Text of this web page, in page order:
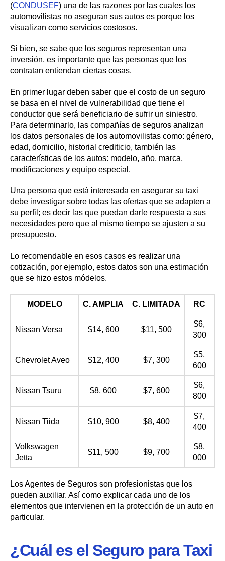
(CONDUSEF) una de las razones por las cuales los
automovilistas no aseguran sus autos es porque los
visualizan como servicios costosos.
Si bien, se sabe que los seguros representan una
inversión, es importante que las personas que los
contratan entiendan ciertas cosas.
En primer lugar deben saber que el costo de un seguro
se basa en el nivel de vulnerabilidad que tiene el
conductor que será beneficiario de sufrir un siniestro.
Para determinarlo, las compañías de seguros analizan
los datos personales de los automovilistas como: género,
edad, domicilio, historial crediticio, también las
características de los autos: modelo, año, marca,
modificaciones y equipo especial.
Una persona que está interesada en asegurar su taxi
debe investigar sobre todas las ofertas que se adapten a
su perfil; es decir las que puedan darle respuesta a sus
necesidades pero que al mismo tiempo se ajusten a su
presupuesto.
Lo recomendable en esos casos es realizar una
cotización, por ejemplo, estos datos son una estimación
que se hizo estos módelos.
MODELO C. AMPLIA C. LIMITADA RC
Nissan Versa $14, 600 $11, 500
$6,
300
Chevrolet Aveo $12, 400 $7, 300
$5,
600
Nissan Tsuru $8, 600 $7, 600
$6,
800
Nissan Tiida $10, 900 $8, 400
$7,
400
Volkswagen
Jetta
$11, 500 $9, 700
$8,
000
Los Agentes de Seguros son profesionistas que los
pueden auxiliar. Así como explicar cada uno de los
elementos que intervienen en la protección de un auto en
particular.
¿Cuál es el Seguro para Taxi